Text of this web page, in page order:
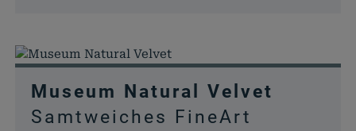
Museum Natural Velvet
Samtweiches FineArt